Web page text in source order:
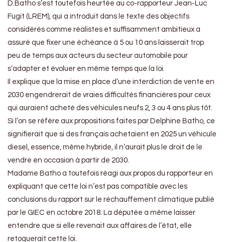
D.Batho s’est toutefois heurtée au co-rapporteur Jean-Luc
Fugit (LREM), qui a introduit dans le texte des objectifs
considérés comme réalistes et suffisamment ambitieux a
assuré que fixer une échéance à 5 ou 10 ans laisserait trop
peu de temps aux acteurs du secteur automobile pour
s’adapter et évoluer en même temps que la loi.
Il explique que la mise en place d’une interdiction de vente en
2030 engendrerait de vraies difficultés financières pour ceux
qui auraient acheté des véhicules neufs 2, 3 ou 4 ans plus tôt.
Si l’on se réfère aux propositions faites par Delphine Batho, ce
signifierait que si des français achetaient en 2025 un véhicule
diesel, essence, même hybride, il n’aurait plus le droit de le
vendre en occasion à partir de 2030.
Madame Batho a toutefois réagi aux propos du rapporteur en
expliquant que cette loi n’est pas compatible avec les
conclusions du rapport sur le réchauffement climatique publié
par le GIEC en octobre 2018. La députée a même laisser
entendre que si elle revenait aux affaires de l’état, elle
retoquerait cette loi.